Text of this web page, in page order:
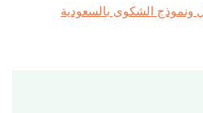
ونموذج الشكوى بالسعودية